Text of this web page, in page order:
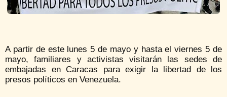
A partir de este lunes 5 de mayo y hasta el viernes 5 de
mayo, familiares y activistas visitarán las sedes de
embajadas en Caracas para exigir la libertad de los
presos políticos en Venezuela.